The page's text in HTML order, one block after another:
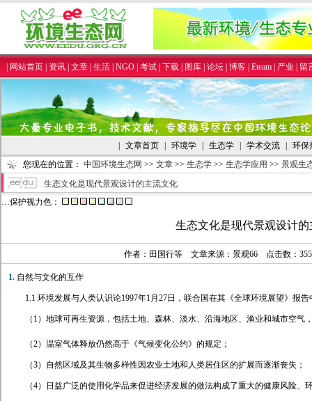
网站首页 资讯 文章 生活 NGO 考试 下载 图库 论坛 博客 Eteam 产业 留
文章首页 环境学 生态学 学术交流
环保
您现在的位置： 中国环境生态网 >> 文章 >> 生态学 >> 生态学应用 >> 景观生
生态文化是现代景观设计的主流文化
…保护视力色：
生态文化是现代景观设计的
作者：田国行等 文章来源：景观66 点击数：
1. 自然与文化的互作
1.1 环境发展与人类认识论1997年1月27日，联合国在其《全球环境展望》报告
（1）地球可再生资源，包括土地、森林、淡水、沿海地区、渔业和城市空气
（2）温室气体释放仍然高于《气候变化公约》的规定；
（3）自然区域及其生物多样性因农业土地和人类居住区的扩展而逐渐丧失；
（4）日益广泛的使用化学品来促进经济发展的做法构成了重大的健康风险、